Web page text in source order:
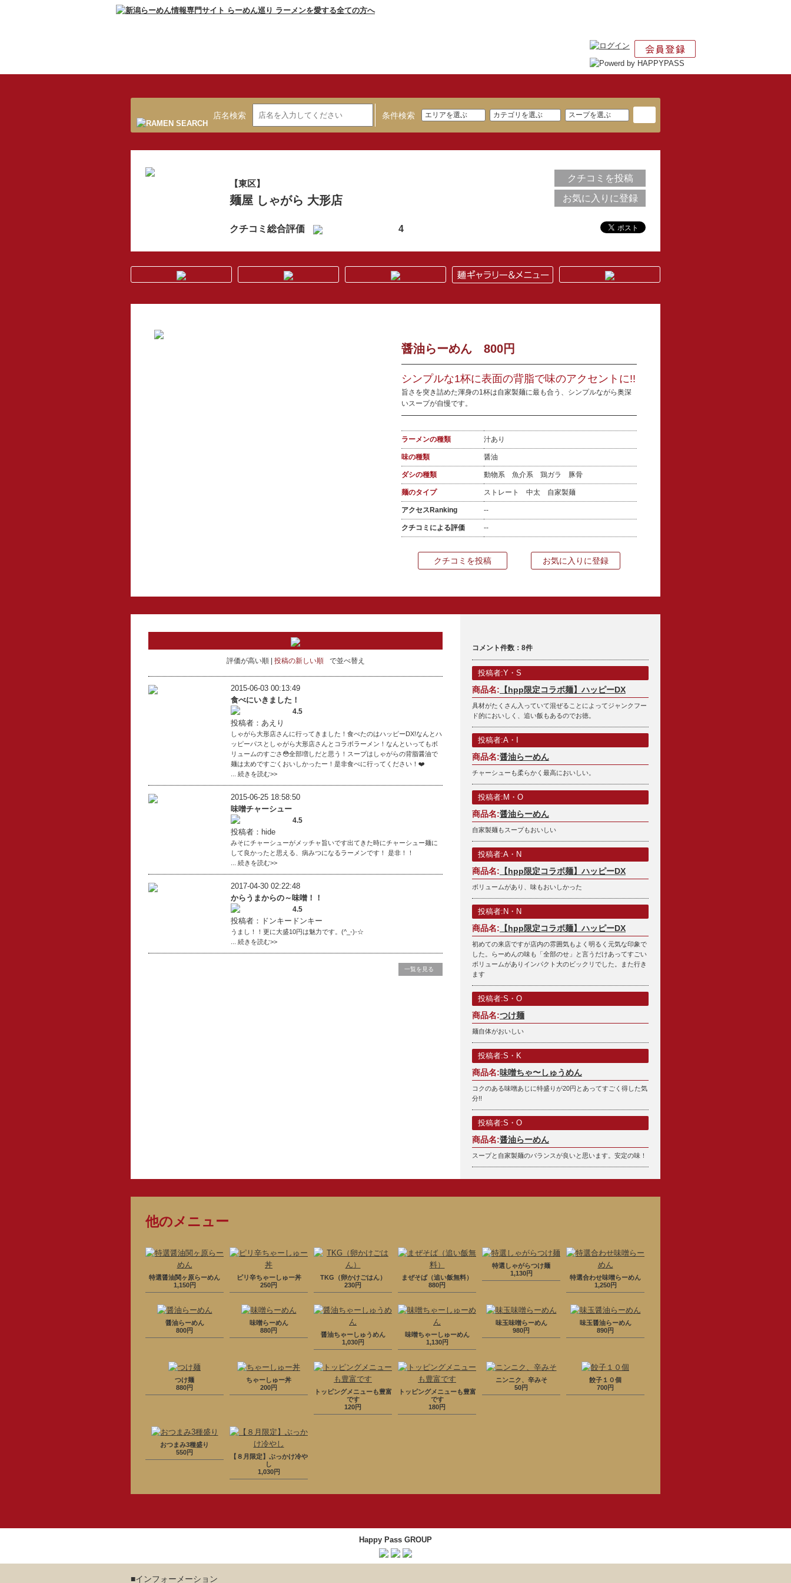
店名検索 条件検索
【東区】
麺屋 しゃがら 大形店
クチコミ総合評価 4
クチコミを投稿
お気に入りに登録
醤油らーめん 800円
シンプルな1杯に表面の背脂で味のアクセントに!!
旨さを突き詰めた渾身の1杯は自家製麺に最も合う、シンプルながら奥深
いスープが自慢です。
ラーメンの種類 汁あり
味の種類 醤油
ダシの種類 動物系 魚介系 鶏ガラ 豚骨
麺のタイプ ストレート 中太 自家製麺
アクセスRanking --
クチコミによる評価 --
クチコミを投稿 お気に入りに登録
評価が高い順 投稿の新しい順 で並べ替え
2015-06-03 00:13:49
食べにいきました！
4.5
投稿者：あえり
しゃがら大形店さんに行ってきました！食べたのはハッピーDX!なんとハ
ッピーパスとしゃがら大形店さんとコラボラーメン！なんといってもボ
リュームのすごさ😳全部増しだと思う！スープはしゃがらの背脂醤油で
麺は太めですごくおいしかったー！是非食べに行ってください！❤️
... 続きを読む>>
2015-06-25 18:58:50
味噌チャーシュー
4.5
投稿者：hide
みそにチャーシューがメッチャ旨いです出てきた時にチャーシュー麺に
して良かったと思える、病みつになるラーメンです！ 是非！！
... 続きを読む>>
2017-04-30 02:22:48
からうまからの～味噌！！
4.5
投稿者：ドンキードンキー
うまし！！更に大盛10円は魅力です。(^_-)-☆
... 続きを読む>>
一覧を見る
コメント件数：8件
投稿者:Y・S
商品名: 【hpp限定コラボ麺】ハッピーDX
具材がたくさん入っていて混ぜることによってジャンクフー
ド的においしく、追い飯もあるのでお徳。
投稿者:A・I
商品名:醤油らーめん
チャーシューも柔らかく最高においしい。
投稿者:M・O
商品名:醤油らーめん
自家製麺もスープもおいしい
投稿者:A・N
商品名: 【hpp限定コラボ麺】ハッピーDX
ボリュームがあり、味もおいしかった
投稿者:N・N
商品名: 【hpp限定コラボ麺】ハッピーDX
初めての来店ですが店内の雰囲気もよく明るく元気な印象で
した。らーめんの味も「全部のせ」と言うだけあってすごい
ボリュームがありインパクト大のビックリでした。また行き
ます
投稿者:S・O
商品名:つけ麺
麺自体がおいしい
投稿者:S・K
商品名:味噌ちゃ〜しゅうめん
コクのある味噌あじに特盛りが20円とあってすごく得した気
分!!
投稿者:S・O
商品名:醤油らーめん
スープと自家製麺のバランスが良いと思います。安定の味！
他のメニュー
特選醤油関ヶ原らーめん
1,150円
ピリ辛ちゃーしゅー丼
250円
TKG（卵かけごはん）
230円
まぜそば（追い飯無料）
880円
特選しゃがらつけ麺
1,130円
特選合わせ味噌らーめん
1,250円
醤油らーめん
800円
味噌らーめん
880円
醤油ちゃーしゅうめん
1,030円
味噌ちゃーしゅーめん
1,130円
味玉味噌らーめん
980円
味玉醤油らーめん
890円
つけ麺
880円
ちゃーしゅー丼
200円
トッピングメニューも豊富
です
120円
トッピングメニューも豊富
です
180円
ニンニク、辛みそ
50円
餃子１０個
700円
おつまみ3種盛り
550円
【８月限定】ぶっかけ冷や
し
1,030円
Happy Pass GROUP
■インフォーメーション